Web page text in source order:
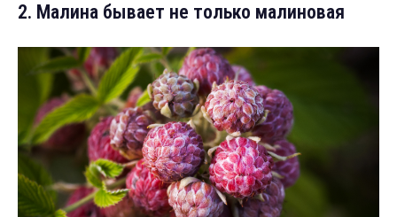
2. Малина бывает не только малиновая